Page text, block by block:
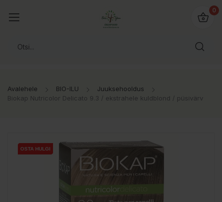
0
Avalehele BIO-ILU
Juuksehooldus
Biokap Nutricolor Delicato 9.3 / ekstrahele kuldblond / püsivärv
OSTA HULGI
OSTA HULGI
OSTA HULGI